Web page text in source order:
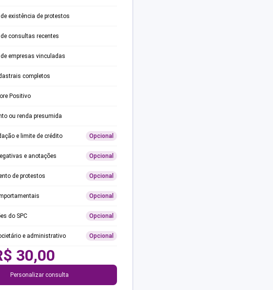
existência de protestos
consultas recentes
empresas vinculadas
completos
Positivo
ou renda presumida
e limite de crédito Opcional
e anotações Opcional
de protestos Opcional
Opcional
do SPC Opcional
e administrativo Opcional
30,00
Personalizar consulta